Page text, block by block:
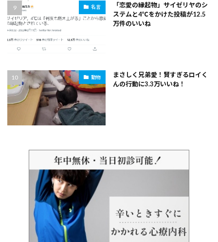
名言
「恋愛の縁起物」サイゼリヤのシ
ステムと4℃をかけた投稿が12.5
万件のいいね
動物
まさしく兄弟愛！賢すぎるロイく
んの行動に3.3万いいね！